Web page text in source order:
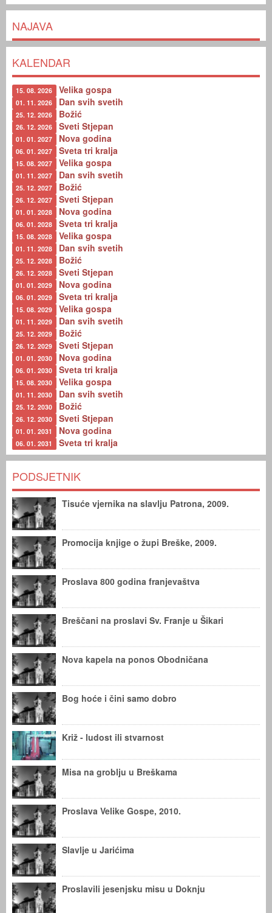
NAJAVA
KALENDAR
15. 08. 2026 Velika gospa
01. 11. 2026 Dan svih svetih
25. 12. 2026 Božić
26. 12. 2026 Sveti Stjepan
01. 01. 2027 Nova godina
06. 01. 2027 Sveta tri kralja
15. 08. 2027 Velika gospa
01. 11. 2027 Dan svih svetih
25. 12. 2027 Božić
26. 12. 2027 Sveti Stjepan
01. 01. 2028 Nova godina
06. 01. 2028 Sveta tri kralja
15. 08. 2028 Velika gospa
01. 11. 2028 Dan svih svetih
25. 12. 2028 Božić
26. 12. 2028 Sveti Stjepan
01. 01. 2029 Nova godina
06. 01. 2029 Sveta tri kralja
15. 08. 2029 Velika gospa
01. 11. 2029 Dan svih svetih
25. 12. 2029 Božić
26. 12. 2029 Sveti Stjepan
01. 01. 2030 Nova godina
06. 01. 2030 Sveta tri kralja
15. 08. 2030 Velika gospa
01. 11. 2030 Dan svih svetih
25. 12. 2030 Božić
26. 12. 2030 Sveti Stjepan
01. 01. 2031 Nova godina
06. 01. 2031 Sveta tri kralja
PODSJETNIK
Tisuće vjernika na slavlju Patrona, 2009.
Promocija knjige o župi Breške, 2009.
Proslava 800 godina franjevaštva
Breščani na proslavi Sv. Franje u Šikari
Nova kapela na ponos Obodničana
Bog hoće i čini samo dobro
Križ - ludost ili stvarnost
Misa na groblju u Breškama
Proslava Velike Gospe, 2010.
Slavlje u Jarićima
Proslavili jesenjsku misu u Doknju